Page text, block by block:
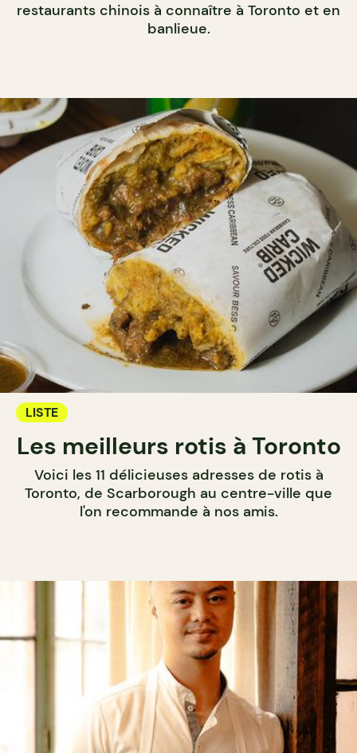
restaurants chinois à connaître à Toronto et en
banlieue.
LISTE
Les meilleurs rotis à Toronto
Voici les 11 délicieuses adresses de rotis à
Toronto, de Scarborough au centre-ville que
l'on recommande à nos amis.